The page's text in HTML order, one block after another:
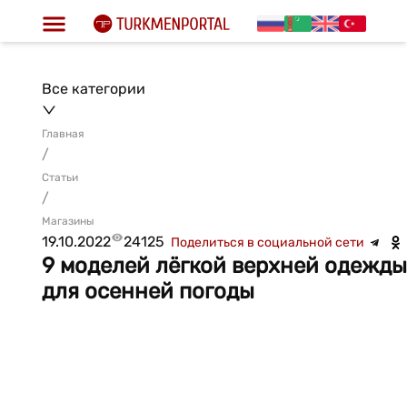
Все категории
Главная
/
Статьи
/
Магазины
19.10.2022 24125 Поделиться в социальной сети
9 моделей лёгкой верхней одежды
для осенней погоды